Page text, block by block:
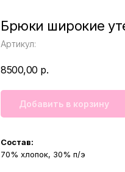
Брюки широкие
Артикул:
8500,00 р.
Добавить в корзину
Состав:
70% хлопок, 30% п/э